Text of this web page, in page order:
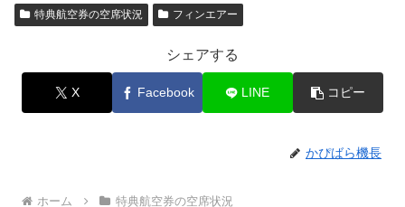
特典航空券の空席状況 フィンエアー
シェアする
X Facebook LINE コピー
かぴばら機長
ホーム 特典航空券の空席状況